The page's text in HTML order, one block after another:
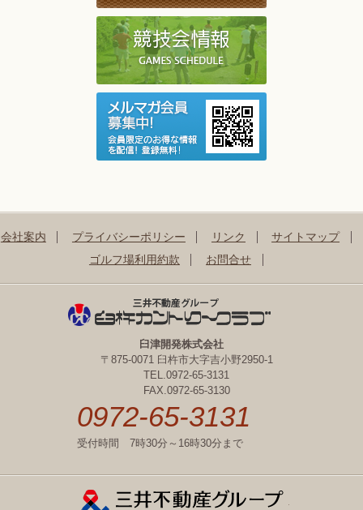
会社案内 プライバシーポリシー リンク
サイトマップ
ゴルフ場利用約款
お問合せ
臼津開発株式会社
〒875-0071 臼杵市大字吉小野2950-1
TEL.0972-65-3131
FAX.0972-65-3130
0972-65-3131
受付時間 7時30分～16時30分まで